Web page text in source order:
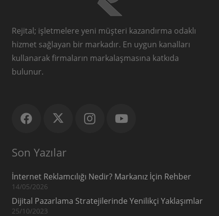
Rejital; işletmelere yeni müşteri kazandırma odaklı
hizmet sağlayan bir markadır. En uygun kanalları
kullanarak firmaların markalaşmasına katkıda
bulunur.
Son Yazılar
İnternet Reklamcılığı Nedir? Markanız İçin Rehber
14/05/2026
Dijital Pazarlama Stratejilerinde Yenilikçi Yaklaşımlar
25/10/2023